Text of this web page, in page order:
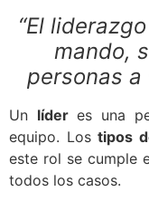
“El
mando,
personas a
Un líder es una
equipo. Lostipos
este rol se cumple
todos los casos.